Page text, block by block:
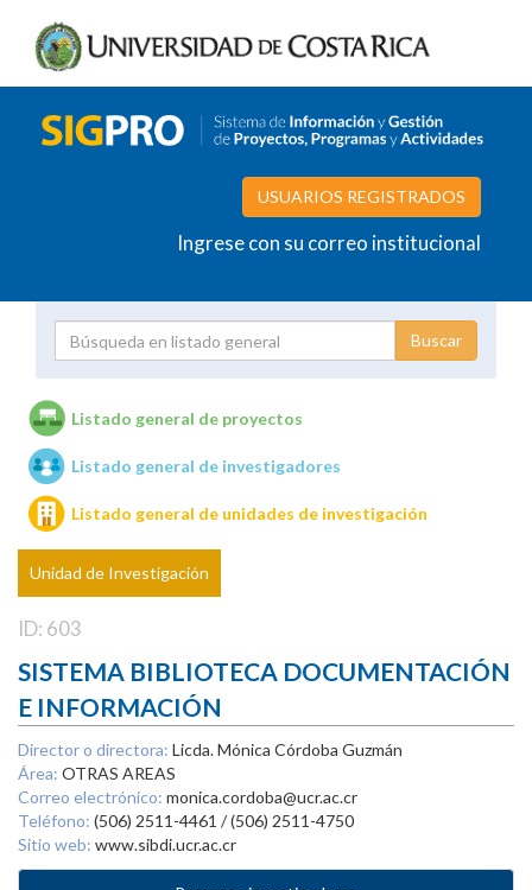
USUARIOS REGISTRADOS
Ingrese con su correo institucional
Unidades de investigación
Listado general de proyectos
Listado general de investigadores
Listado general de unidades de investigación
Unidad de Investigación
ID: 603
SISTEMA BIBLIOTECA DOCUMENTACIÓN
E INFORMACIÓN
Director o directora: Licda. Mónica Córdoba Guzmán
Área: OTRAS AREAS
Correo electrónico: monica.cordoba@ucr.ac.cr
Teléfono: (506) 2511-4461 / (506) 2511-4750
Sitio web: www.sibdi.ucr.ac.cr